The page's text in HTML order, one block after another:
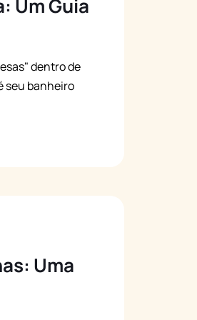
Um Guia
dentro de
seu banheiro
Uma